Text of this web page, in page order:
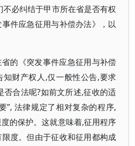
不必纠结于甲市所在省是否有权
件应急征用与补偿办法》，以
的《突发事件应急征用与补偿
知财产权人,仅一般性公告,要求
否合法呢?如前文所述,征收的适
”, 法律规定了相对复杂的程序,
的保护。这就意味着,征用程序
度。但由于征收和征用都构成